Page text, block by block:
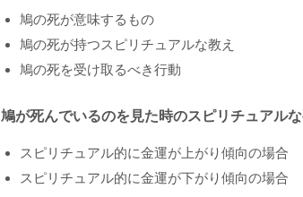
鳩の死が意味するもの
鳩の死が持つスピリチュアルな教え
鳩の死を受け取るべき行動
鳩が死んでいるのを見た時のスピリチュアル
スピリチュアル的に金運が上がり傾向の場合
スピリチュアル的に金運が下がり傾向の場合